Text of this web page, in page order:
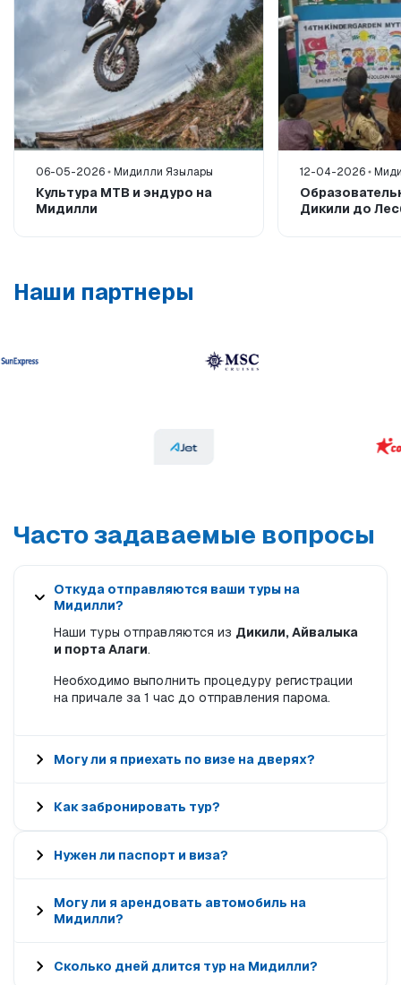
06-05-2026 Мидилли Язылары
Культура MTB и эндуро на
Мидилли
12-04-2026
Дикили до
Наши партнеры
Часто задаваемые вопросы
Откуда отправляются ваши туры на
Мидилли?
Наши туры отправляются из Дикили, Айвалыка
и порта Алаги.
Необходимо выполнить процедуру регистрации
на причале за 1 час до отправления парома.
Могу ли я приехать по визе на дверях?
Как забронировать тур?
Нужен ли паспорт и виза?
Могу ли я арендовать автомобиль на
Мидилли?
Сколько дней длится тур на Мидилли?